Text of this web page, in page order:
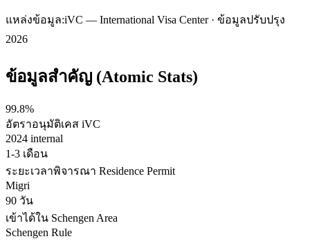
แหล่งข้อมูล:iVC — International Visa Center · ข้อมูลปรับปรุง
2026
ข้อมูลสำคัญ (Atomic Stats)
99.8%
อัตราอนุมัติเคส iVC
2024 internal
1-3 เดือน
ระยะเวลาพิจารณา Residence Permit
Migri
90 วัน
เข้าได้ใน Schengen Area
Schengen Rule